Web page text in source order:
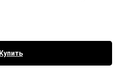
Купить